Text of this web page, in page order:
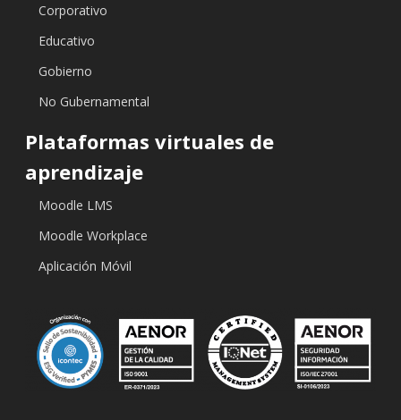
Corporativo
Educativo
Gobierno
No Gubernamental
Plataformas virtuales de
aprendizaje
Moodle LMS
Moodle Workplace
Aplicación Móvil